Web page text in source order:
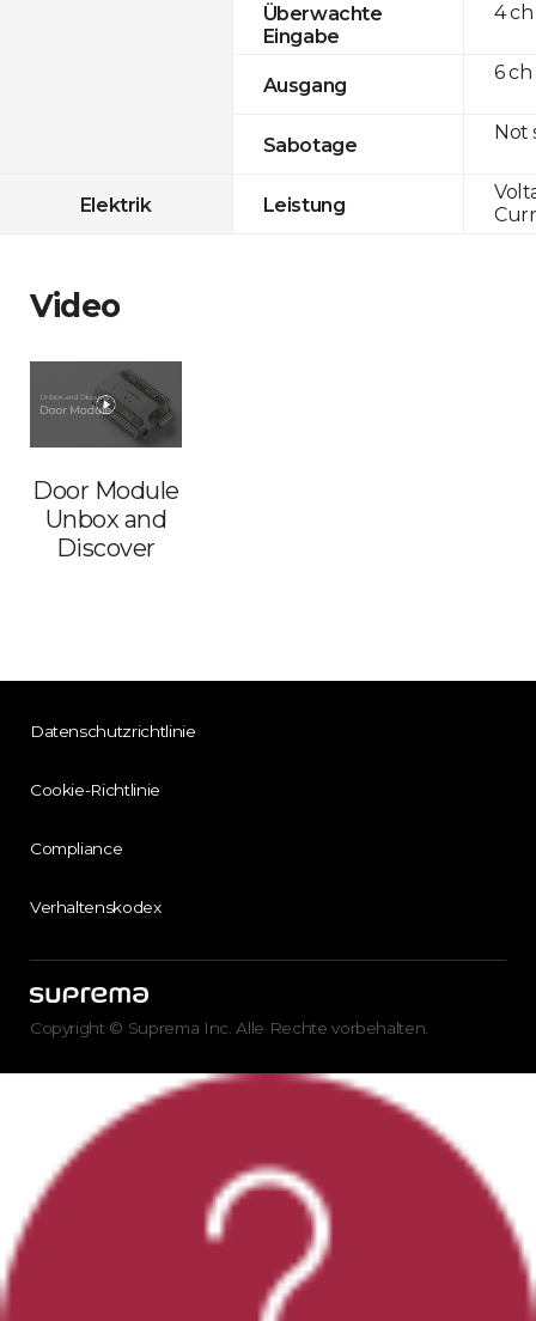
Überwachte
Eingabe
Ausgang
Sabotage
Elektrik Leistung
4 ch
6 ch
Not
Video
Door Module
Unbox and
Discover
Datenschutzrichtlinie
Cookie-Richtlinie
Compliance
Verhaltenskodex
Copyright © Suprema Inc. Alle Rechte vorbehalten.